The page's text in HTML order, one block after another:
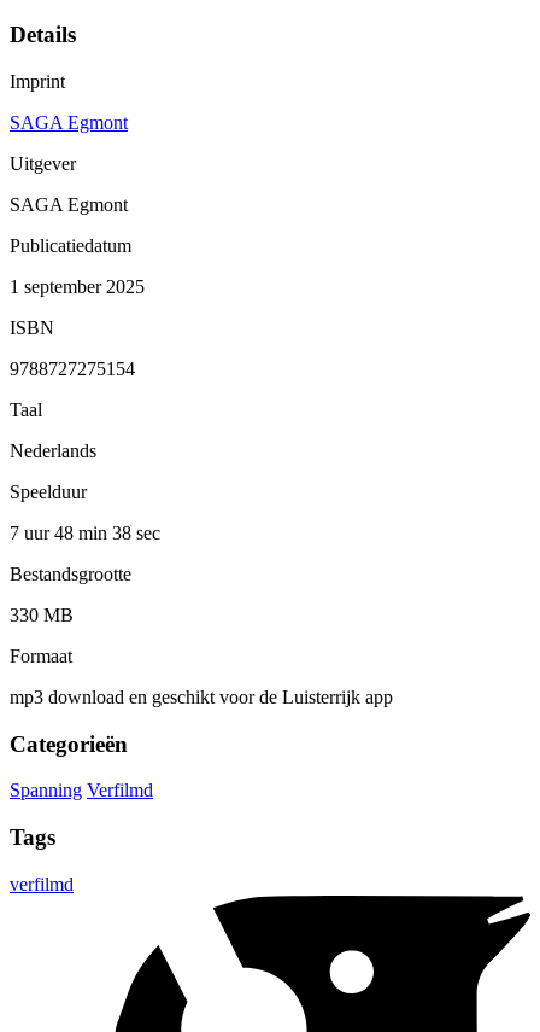
Details
Imprint
SAGA Egmont
Uitgever
SAGA Egmont
Publicatiedatum
1 september 2025
ISBN
9788727275154
Taal
Nederlands
Speelduur
7 uur 48 min 38 sec
Bestandsgrootte
330 MB
Formaat
mp3 download en geschikt voor de Luisterrijk app
Categorieën
Spanning Verfilmd
Tags
verfilmd